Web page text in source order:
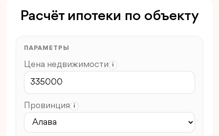
Расчёт ипотеки по объекту
ПАРАМЕТРЫ
Цена недвижимости i
Провинция i